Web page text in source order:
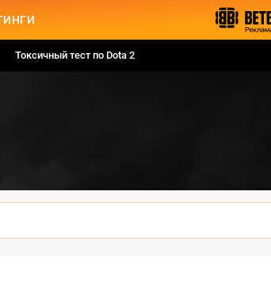
Токсичный тест по Dota 2